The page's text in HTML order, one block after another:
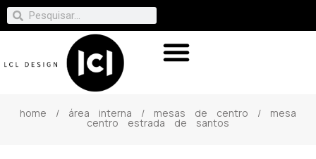
home / área interna / mesas de centro / mesa
centro estrada de santos